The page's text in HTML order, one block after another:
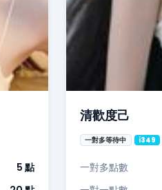
5 點
清歡度己
一對多等待中 i349
一對多點數